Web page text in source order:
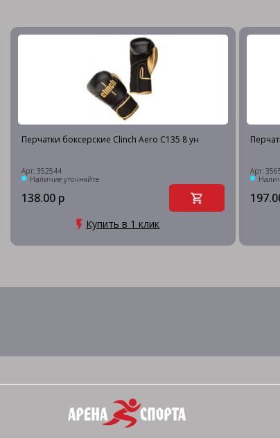
Перчатки боксерские Clinch Aero C135 8 ун
Арт: 352544
Наличие уточняйте
138.00 р
Купить в 1 клик
Арт: